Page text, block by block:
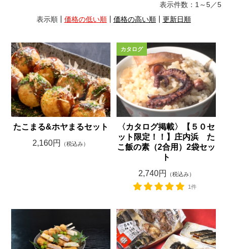
表示件数： 1～5／5
表示順
価格の低い順 価格の高い順 更新日順
たこまる&ホヤまるセット
2,160円
（税込み）
〈カタログ掲載〉【５０セ
ット限定！！】庄内浜 た
こ飯の素（2合用）2袋セッ
ト
2,740円
（税込み）
1件